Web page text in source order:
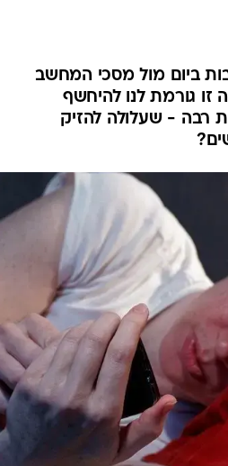
ביום מול מסכי המחשב
זו גורמת לנו להיחשף
רבה - שעלולה להזיק